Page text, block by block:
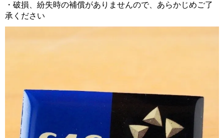
・破損、紛失時の補償がありませんので、あらかじめご了
承ください